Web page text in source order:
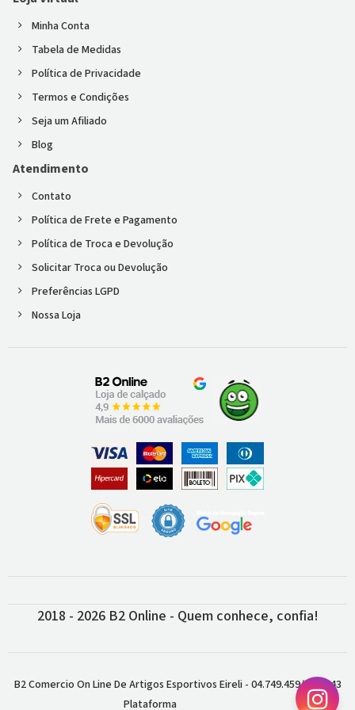
Minha Conta
Tabela de Medidas
Política de Privacidade
Termos e Condições
Seja um Afiliado
Blog
Atendimento
Contato
Política de Frete e Pagamento
Política de Troca e Devolução
Solicitar Troca ou Devolução
Preferências LGPD
Nossa Loja
2018 - 2026 B2 Online - Quem conhece, confia!
B2 Comercio On Line De Artigos Esportivos Eireli - 04.749.459/0001-43
Plataforma